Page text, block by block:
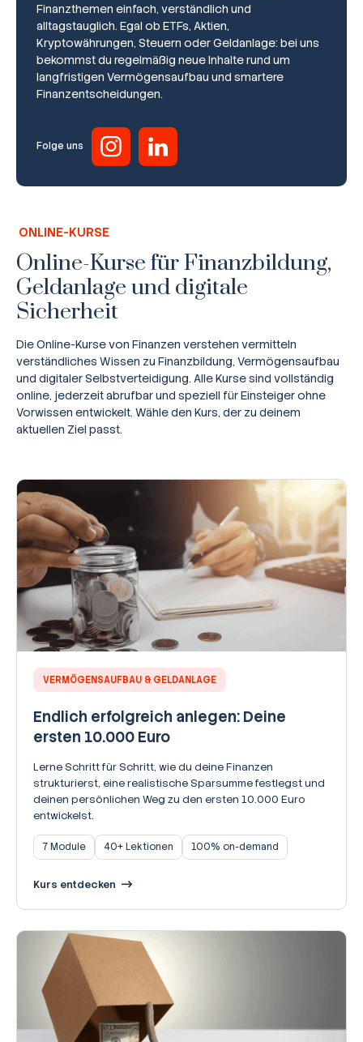
Broker-Vergleich
Ratgeber
Online Kurse
Finanzthemen einfach, verständlich und
alltagstauglich. Egal ob ETFs, Aktien,
Kryptowährungen, Steuern oder Geldanlage: bei uns
bekommst du regelmäßig neue Inhalte rund um
langfristigen Vermögensaufbau und smartere
Finanzentscheidungen.
Folge uns
ONLINE-KURSE
Online-Kurse für Finanzbildung,
Geldanlage und digitale
Sicherheit
Die Online-Kurse von Finanzen verstehen vermitteln
verständliches Wissen zu Finanzbildung, Vermögensaufbau
und digitaler Selbstverteidigung. Alle Kurse sind vollständig
online, jederzeit abrufbar und speziell für Einsteiger ohne
Vorwissen entwickelt. Wähle den Kurs, der zu deinem
aktuellen Ziel passt.
VERMÖGENSAUFBAU & GELDANLAGE
Endlich erfolgreich anlegen: Deine
ersten 10.000 Euro
Lerne Schritt für Schritt, wie du deine Finanzen
strukturierst, eine realistische Sparsumme festlegst und
deinen persönlichen Weg zu den ersten 10.000 Euro
entwickelst.
7 Module 40+ Lektionen 100% on-demand
Kurs entdecken